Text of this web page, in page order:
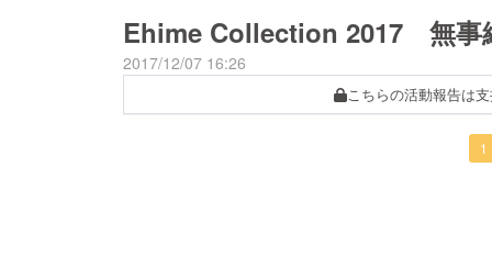
Ehime Collection 2017 無事
2017/12/07 16:26
こちらの活動報告は
1